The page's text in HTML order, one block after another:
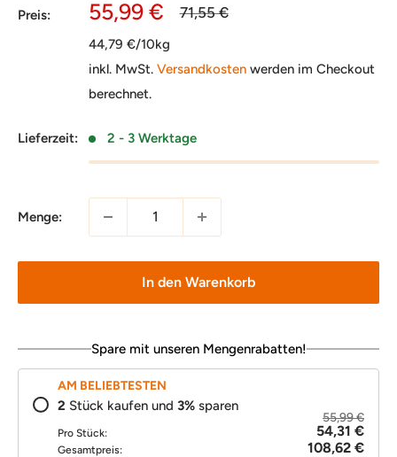
Preis: Sonderpreis
55,99 € Normalpreis
71,55 €
44,79 €/10kg
inkl. MwSt. Versandkosten werden im Checkout
berechnet.
Lieferzeit: 2 - 3 Werktage
Menge:
In den Warenkorb
Spare mit unseren Mengenrabatten!
AM BELIEBTESTEN
2 Stück kaufen und 3% sparen
Pro Stück:
55,99 €
54,31 €
Gesamtpreis:
108,62 €